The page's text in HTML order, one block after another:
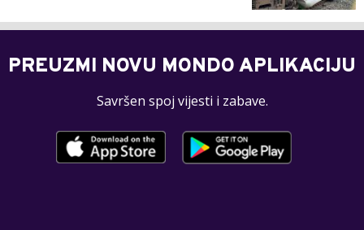
PREUZMI NOVU MONDO APLIKACIJU
Savršen spoj vijesti i zabave.